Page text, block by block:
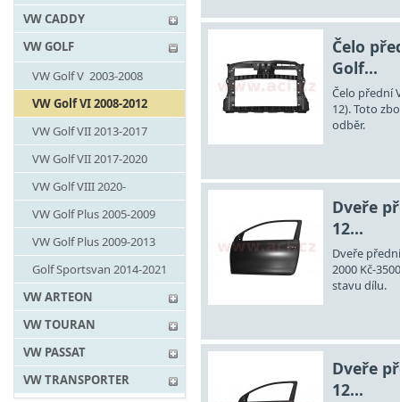
VW CADDY
VW GOLF
VW Golf V 2003-2008
VW Golf VI 2008-2012
VW Golf VII 2013-2017
VW Golf VII 2017-2020
VW Golf VIII 2020-
VW Golf Plus 2005-2009
VW Golf Plus 2009-2013
Golf Sportsvan 2014-2021
VW ARTEON
VW TOURAN
VW PASSAT
VW TRANSPORTER
Čelo
Golf...
Čelo přední
12). Toto
odběr.
Dveře
12...
Dveře
2000 Kč-
stavu dílu.
Dveře
12...